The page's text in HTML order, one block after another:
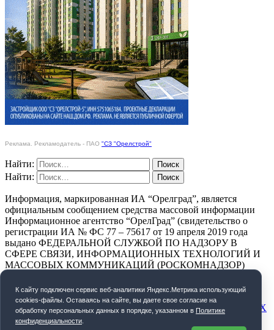
Реклама. Рекламодатель - ПАО "СЗ "Орелстрой"
Найти:
Найти:
Информация, маркированная ИА “Орелград”, является
официальным сообщением средства массовой информации
Информационное агентство “ОрелГрад” (свидетельство о
регистрации ИА № ФС 77 – 75617 от 19 апреля 2019 года
выдано ФЕДЕРАЛЬНОЙ СЛУЖБОЙ ПО НАДЗОРУ В
СФЕРЕ СВЯЗИ, ИНФОРМАЦИОННЫХ ТЕХНОЛОГИЙ И
МАССОВЫХ КОММУНИКАЦИЙ (РОСКОМНАДЗОР)
ПОЛИТИКА КОНФИДЕНЦИАЛЬНОСТИ
СОГЛАСИЕ НА ОБРАБОТКУ ПЕРСОНАЛЬНЫХ ДАННЫХ
К cайту подключен сервис веб-аналитики Яндекс.Метрика использующий
cookies-файлы. Оставаясь на сайте, вы даете свое согласие на
обработку персональных данных в порядке, указанном в Политике
конфиденциальности